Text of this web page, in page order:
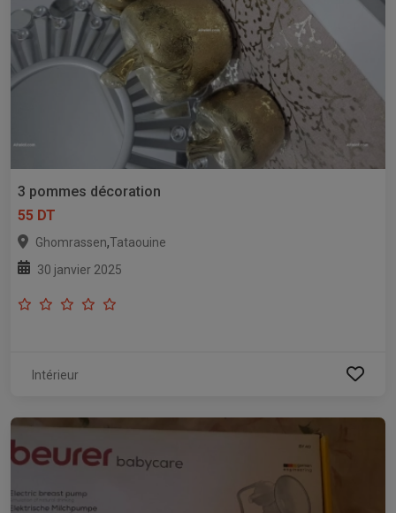
3 pommes décoration
55 DT
Ghomrassen,Tataouine
30 janvier 2025
Intérieur